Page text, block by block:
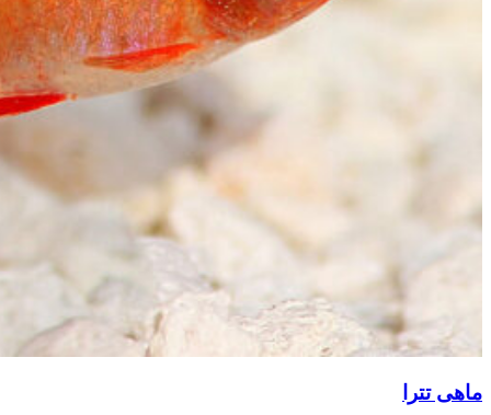
ماهی تترا